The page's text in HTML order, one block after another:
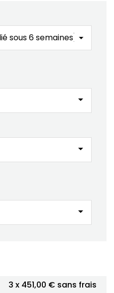
arrow_drop_down
arrow_drop_down
arrow_drop_down
3 x 451,00 € sans frais